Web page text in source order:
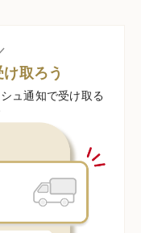
取ろう
ュ通知で受け取る